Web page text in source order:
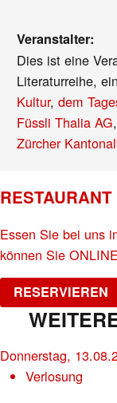
Veranstalter:
Dies ist eine
Literaturreihe,
Kultur,dem
Füssli Thalia AG
Zürcher
RESTAURANT
Essen Sie bei uns
können Sie
RESERVIEREN
Donnerstag,
Verlosung